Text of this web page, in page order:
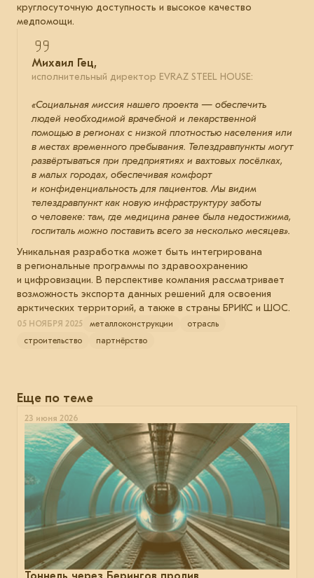
круглосуточную доступность и высокое качество
медпомощи.
Михаил Гец,
исполнительный директор EVRAZ STEEL HOUSE:
«Социальная миссия нашего проекта — обеспечить
людей необходимой врачебной и лекарственной
помощью в регионах с низкой плотностью населения или
в местах временного пребывания. Телездравпункты могут
развёртываться при предприятиях и вахтовых посёлках,
в малых городах, обеспечивая комфорт
и конфиденциальность для пациентов. Мы видим
телездравпункт как новую инфраструктуру заботы
о человеке: там, где медицина ранее была недостижима,
госпиталь можно поставить всего за несколько месяцев».
Уникальная разработка может быть интегрирована
в региональные программы по здравоохранению
и цифровизации. В перспективе компания рассматривает
возможность экспорта данных решений для освоения
арктических территорий, а также в страны БРИКС и ШОС.
05 НОЯБРЯ 2025 металлоконструкции
отрасль
строительство
партнёрство
Еще по теме
23 июня 2026